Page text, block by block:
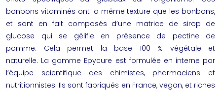
bonbons vitaminés ont la même texture que les bonbons,
et sont en fait composés d’une matrice de sirop de
glucose qui se gélifie en présence de pectine de
pomme. Cela permet la base 100 % végétale et
naturelle. La gomme Epycure est formulée en interne par
l’équipe scientifique des chimistes, pharmaciens et
nutritionnistes. Ils sont fabriqués en France, vegan, et riches